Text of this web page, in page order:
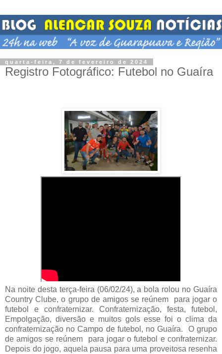
quarta-feira, 7 de fevereiro de 2024
Registro Fotográfico: Futebol no Guaíra
Na noite desta terça-feira (06/02/24), a bola rolou no Guaíra
Country Clube, o grupo de amigos se reúnem para jogar o
futebol e confraternizar. Confraternização, festa, futebol,
Empolgação, diversão e muitos gols esse foi o clima da
confraternização no Campo de futebol, no Guaíra. O grupo
de amigos se reúnem para jogar o futebol e confraternizar.
Depois do jogo, aquela pausa para uma proveitosa resenha